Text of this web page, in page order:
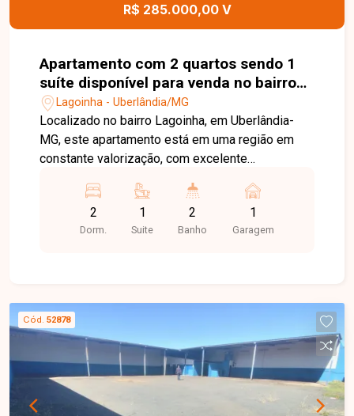
R$ 285.000,00 V
Apartamento com 2 quartos sendo 1
suíte disponível para venda no bairro
Lagoinha em Uberlândia-MG
Lagoinha - Uberlândia/MG
Localizado no bairro Lagoinha, em Uberlândia-
MG, este apartamento está em uma região em
constante valorização, com excelente
da cidade e proximidade com supermercados,
escolas, farmácias e diversos comércios,
proporcionando praticidade, conforto e qualidade
vaga de garagem. Conta com armários planejados
nos quartos, banheiros e cozinha, oferecendo
ambientes funcionais, organizados e prontos
para morar. O condomínio possui água inclusa na
taxa condominial, proporcionando mais
comodidade e economia aos moradores. Esta é
2
Dorm.
1
Suite
2
Banho
1
Garagem
Cód. 52878